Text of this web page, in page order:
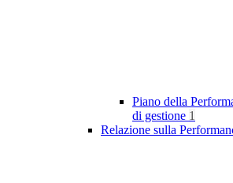
Piano della
di gestione 1
Relazione sulla